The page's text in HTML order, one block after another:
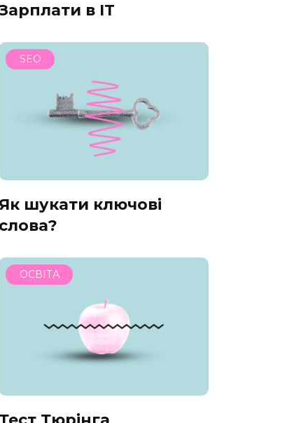
в IT
SEO
Як шукати ключові
слова?
ОСВІТА